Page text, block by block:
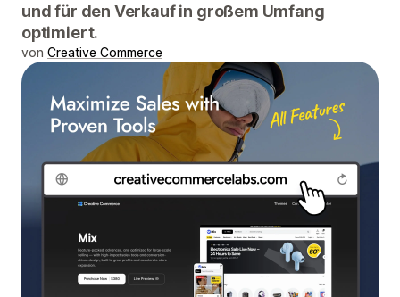
und für den Verkauf in großem Umfang
optimiert.
von Creative Commerce